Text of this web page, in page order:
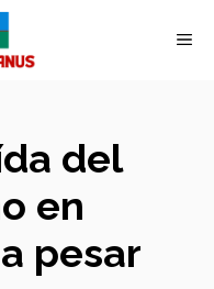
del
en
pesar